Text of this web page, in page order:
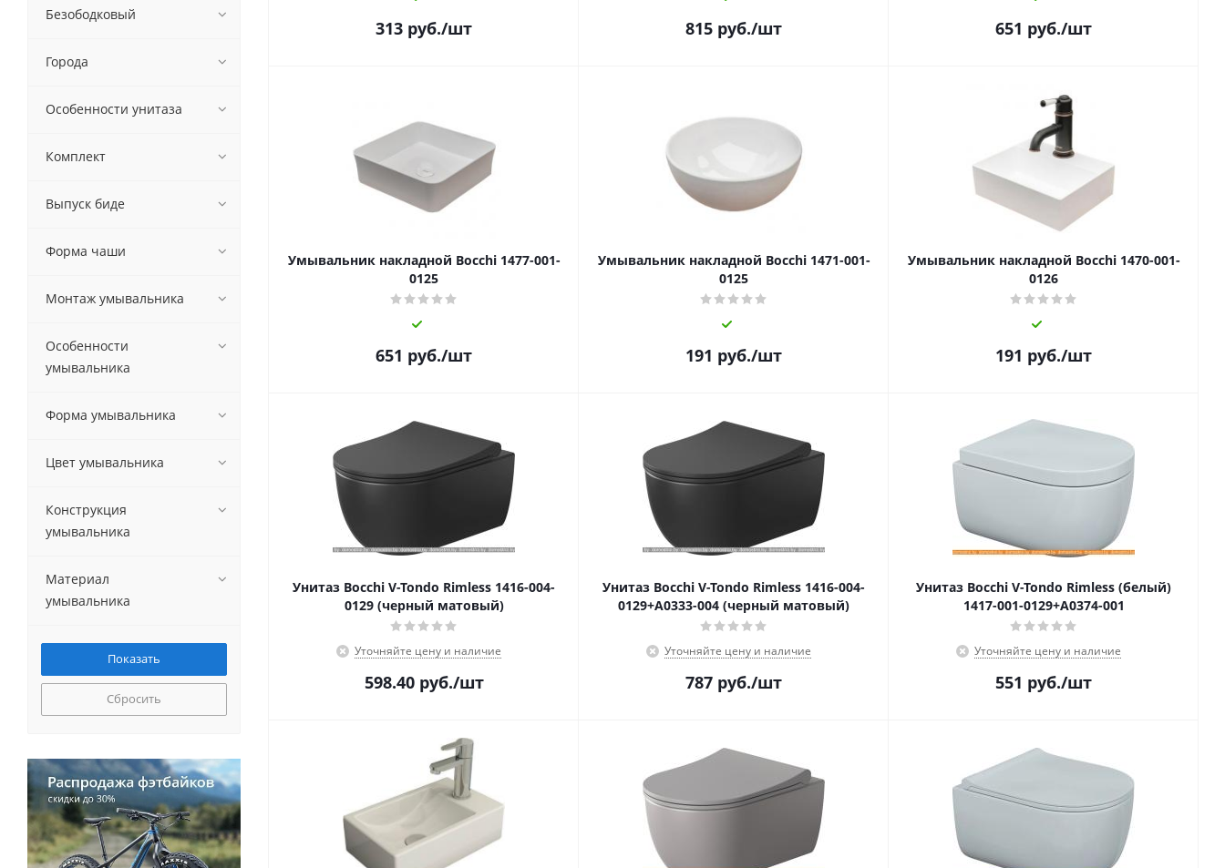
313 руб./шт 815 руб./шт 651 руб./шт
Умывальник накладной Bocchi 1477-001-
0125
651 руб./шт
Умывальник накладной Bocchi 1471-001-
0125
191 руб./шт
Умывальник накладной Bocchi 1470-001-
0126
191 руб./шт
Унитаз Bocchi V-Tondo Rimless 1416-004-
0129 (черный матовый)
Уточняйте цену и наличие
598.40руб./шт
Унитаз Bocchi V-Tondo Rimless 1416-004-
0129+A0333-004 (черный матовый)
Уточняйте цену и наличие
787 руб./шт
Унитаз Bocchi V-Tondo Rimless (белый)
1417-001-0129+A0374-001
Уточняйте цену и наличие
551 руб./шт
Безободковый
Города
Особенности унитаза
Комплект
Выпуск биде
Форма чаши
Монтаж умывальника
Особенности
умывальника
Форма умывальника
Цвет умывальника
Конструкция
умывальника
Материал
умывальника
Сбросить